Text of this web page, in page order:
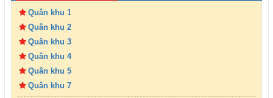
Quân khu 1
Quân khu 2
Quân khu 3
Quân khu 4
Quân khu 5
Quân khu 7